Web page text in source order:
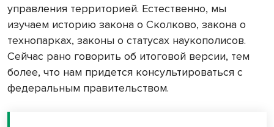
управления территорией. Естественно, мы
изучаем историю закона о Сколково, закона о
технопарках, законы о статусах наукополисов.
Сейчас рано говорить об итоговой версии, тем
более, что нам придется консультироваться с
федеральным правительством.